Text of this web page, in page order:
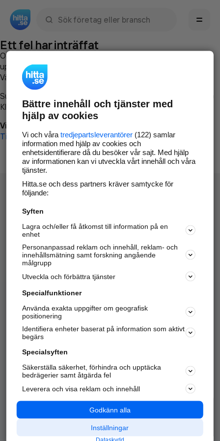
Ett fel har inträffat
Om du vill kan du
uppstod så att vi lättare och snabbare kan avhjälpa det.
Vänligen försök med följande:
Surfa till
Klicka påTillbaka-knappen i webbläsaren och försök igen
Vi beklagar besväret!
Till startsidan
Hitta.se - Gratis nummerupplysning.
Sök företag, personer och platser.
Hitta telefonnummer, adresser, företagsinfo mm.
Marknadsför företaget
Kom igång och annonsera mot
samarbetspartners nära dig.
Alla kategorier
Populära sökningar
API & Kartor
Annonsera
Integritet
Nödnummer
Bättre innehåll och tjänster med
hjälp av cookies
Vi och våra tredjepartsleverantörer(122) samlar
information med hjälp av cookies och
enhetsidentifierare då du besöker vår sajt. Med hjälp
av informationen kan vi utveckla vårt innehåll och våra
tjänster.
Hitta.se och dess partners kräver samtycke för
följande:
Syften
Lagra och/eller få åtkomst till information på en
enhet
Personanpassad reklam och innehåll, reklam- och
innehållsmätning samt forskning angående
målgrupp
Utveckla och förbättra tjänster
Specialfunktioner
Använda exakta uppgifter om geografisk
positionering
Identifiera enheter baserat på information som aktivt
begärs
Specialsyften
Säkerställa säkerhet, förhindra och upptäcka
bedrägerier samt åtgärda fel
Leverera och visa reklam och innehåll
Godkänn alla
Inställningar
Dataskydd